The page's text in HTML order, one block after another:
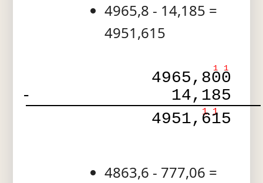
4965,8 - 14,185 =
4951,615
1 1
4965,800
-
14,185
1 1
4951,615
4863,6 - 777,06 =